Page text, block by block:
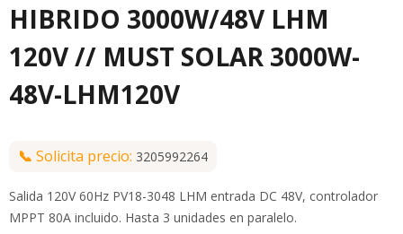
HIBRIDO 3000W/48V LHM
120V // MUST SOLAR 3000W-
48V-LHM120V
📞 Solicita precio: 3205992264
Salida 120V 60Hz PV18-3048 LHM entrada DC 48V, controlador
MPPT 80A incluido. Hasta 3 unidades en paralelo.